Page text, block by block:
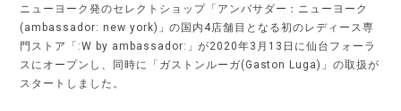
ニューヨーク発のセレクトショップ「アンバサダー：ニューヨーク
(ambassador: new york)」の国内4店舗目となる初のレディース専
門ストア「:W by ambassador:」が2020年3月13日に仙台フォーラ
スにオープンし、同時に「ガストンルーガ(Gaston Luga)」の取扱が
スタートしました。